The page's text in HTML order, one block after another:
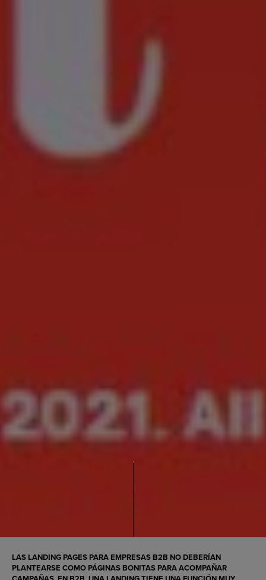
LAS LANDING PAGES PARA EMPRESAS B2B NO DEBERÍAN
PLANTEARSE COMO PÁGINAS BONITAS PARA ACOMPAÑAR